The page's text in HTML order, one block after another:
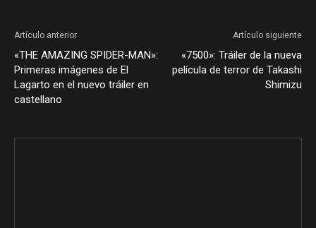
Artículo anterior
«THE AMAZING SPIDER-MAN»:
Primeras imágenes de El
Lagarto en el nuevo tráiler en
castellano
Artículo siguiente
«7500»: Tráiler de la nueva
película de terror de Takashi
Shimizu